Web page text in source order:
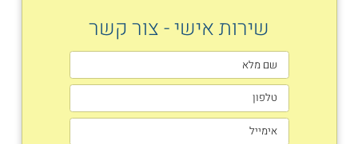
שירות אישי - צור קשר